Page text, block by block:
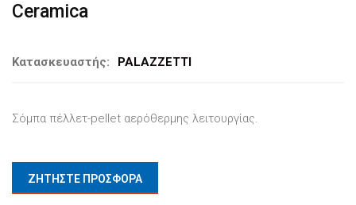
Ceramica
Κατασκευαστής: PALAZZETTI
Σόμπα πέλλετ-pellet αερόθερμης λειτουργίας.
ΖΗΤΗΣΤΕ ΠΡΟΣΦΟΡΑ